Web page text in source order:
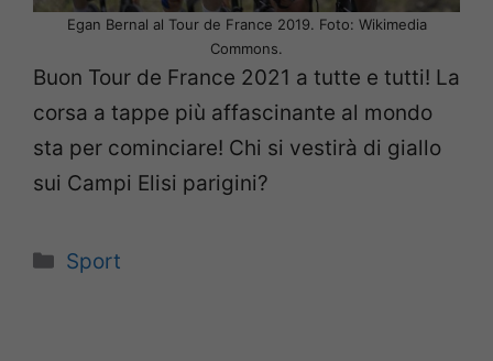
Egan Bernal al Tour de France 2019. Foto: Wikimedia
Commons.
Buon Tour de France 2021 a tutte e tutti! La
corsa a tappe più affascinante al mondo
sta per cominciare! Chi si vestirà di giallo
sui Campi Elisi parigini?
Categorie
Sport